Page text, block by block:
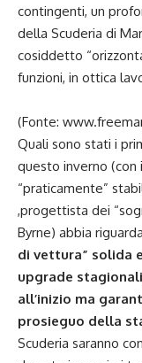
contingenti, un
della Scuderia di
cosiddetto
funzioni, in ottica
(Fonte:
Quali sono stati i
questo inverno
“praticamente”
,progettista dei
Byrne) abbia
di vettura” solida
upgrade
all’inizio ma
prosieguo della
Scuderia saranno